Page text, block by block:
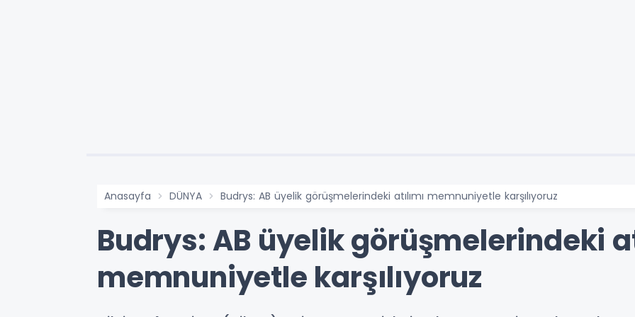
Anasayfa DÜNYA Budrys: AB üyelik görüşmelerindeki atılımı memnuniyetle karşılıyoruz
Budrys: AB üyelik görüşmelerindeki
memnuniyetle karşılıyoruz